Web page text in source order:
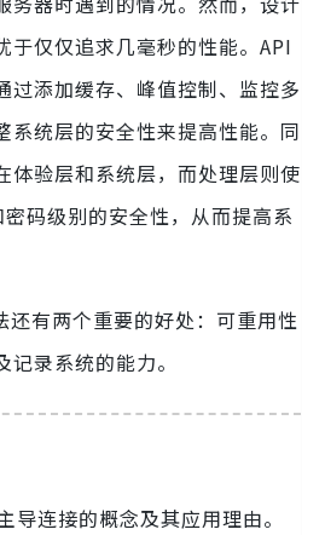
于仅仅追求几毫秒的性能。API
过添加缓存、峰值控制、监控多
系统层的安全性来提高性能。同
体验层和系统层，而处理层则使
码级别的安全性，从而提高系
还有两个重要的好处：可重用性
录系统的能力。
导连接的概念及其应用理由。